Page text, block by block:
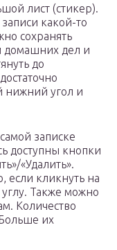
лист (стикер).
какой-то
сохранять
домашних дел и
до
нижний угол и
записке
доступны кнопки
«Удалить».
если кликнуть на
Также можно
Количество
их